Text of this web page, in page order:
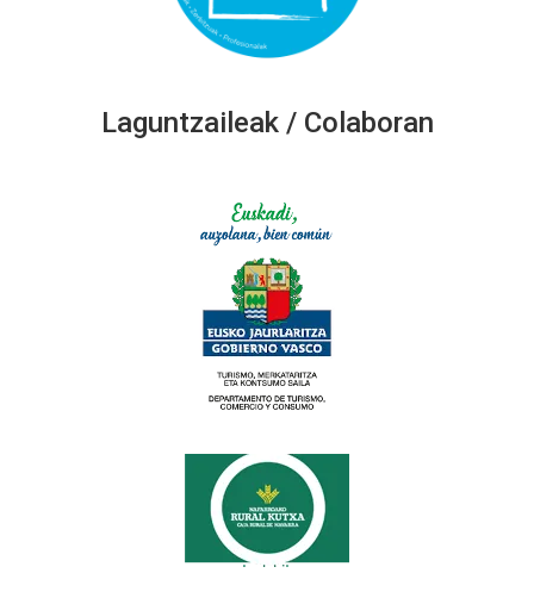
Laguntzaileak / Colaboran